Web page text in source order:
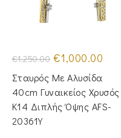
€1,250.00 Original
price
was:
€1,250.00.
€1,000.00
Σταυρός Με Αλυσίδα
40cm Γυναικείος Χρυσός
Κ14 Διπλής Όψης AFS-
20361Y